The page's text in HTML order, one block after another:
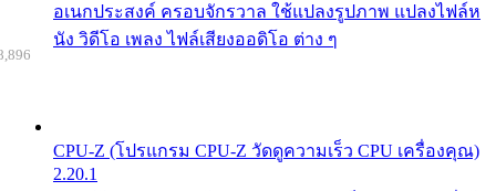
อเนกประสงค์ ครอบจักรวาล ใช้แปลงรูปภาพ แปลงไฟล์ห
นัง วิดีโอ เพลง ไฟล์เสียงออดิโอ ต่าง ๆ
CPU-Z (โปรแกรม CPU-Z วัดดูความเร็ว CPU เครื่องคุณ)
2.20.1